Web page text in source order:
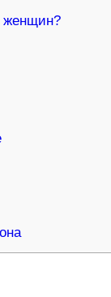
женщин?